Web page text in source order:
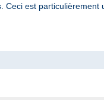
est particulièrement